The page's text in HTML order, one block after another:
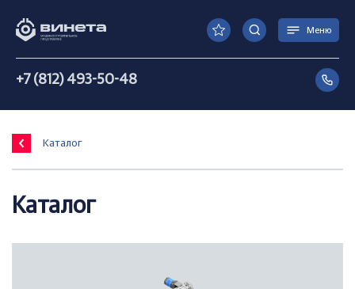
Меню
+7 (812) 493-50-48
Каталог
Каталог